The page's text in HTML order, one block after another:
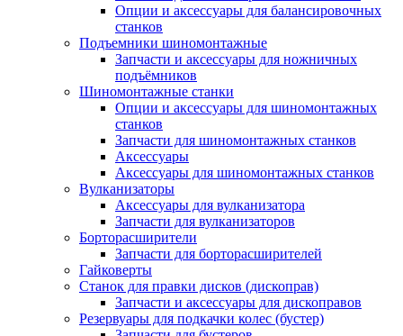
Опции и аксессуары для балансировочных
станков
Подъемники шиномонтажные
Запчасти и аксессуары для ножничных
подъёмников
Шиномонтажные станки
Опции и аксессуары для шиномонтажных
станков
Запчасти для шиномонтажных станков
Аксессуары
Аксессуары для шиномонтажных станков
Вулканизаторы
Аксессуары для вулканизатора
Запчасти для вулканизаторов
Борторасширители
Запчасти для борторасширителей
Гайковерты
Станок для правки дисков (дископрав)
Запчасти и аксессуары для дископравов
Резервуары для подкачки колес (бустер)